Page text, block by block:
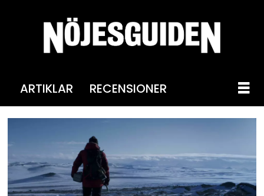
ARTIKLAR RECENSIONER